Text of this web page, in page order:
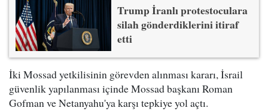
Trump İranlı protestoculara
silah gönderdiklerini itiraf
etti
İki Mossad yetkilisinin görevden alınması kararı, İsrail
güvenlik yapılanması içinde Mossad başkanı Roman
Gofman ve Netanyahu'ya karşı tepkiye yol açtı.